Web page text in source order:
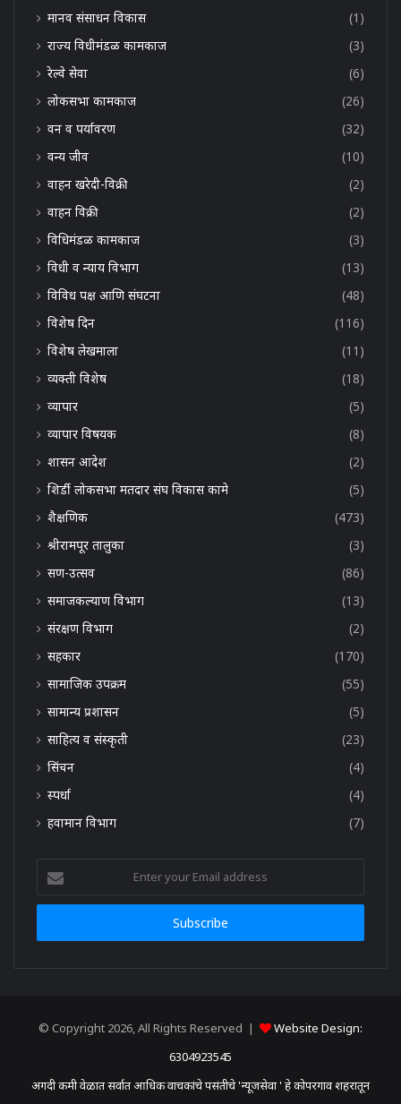
मानव संसाधन विकास
(1)
राज्य विधीमंडळ कामकाज
(3)
रेल्वे सेवा
(6)
लोकसभा कामकाज
(26)
वन व पर्यावरण
(32)
वन्य जीव
(10)
वाहन खरेदी-विक्री
(2)
वाहन विक्री
(2)
विधिमंडळ कामकाज
(3)
विधी व न्याय विभाग
(13)
विविध पक्ष आणि संघटना
(48)
विशेष दिन
(116)
विशेष लेखमाला
(11)
व्यक्ती विशेष
(18)
व्यापार
(5)
व्यापार विषयक
(8)
शासन आदेश
(2)
शिर्डी लोकसभा मतदार संघ विकास कामे
(5)
शैक्षणिक
(473)
श्रीरामपूर तालुका
(3)
सण-उत्सव
(86)
समाजकल्याण विभाग
(13)
संरक्षण विभाग
(2)
सहकार
(170)
सामाजिक उपक्रम
(55)
सामान्य प्रशासन
(5)
साहित्य व संस्कृती
(23)
सिंचन
(4)
स्पर्धा
(4)
हवामान विभाग
(7)
your
Email
© Copyright 2026, All Rights Reserved |
Website Design:
6304923545
अगदी कमी वेळात सर्वात आधिक वाचकांचे पसंतीचे 'न्यूजसेवा ' हे कोपरगाव शहरातून